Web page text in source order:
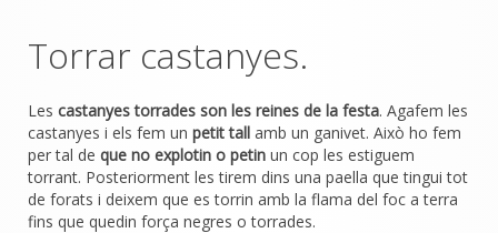
Torrar castanyes.
Les castanyes torrades son les reines de la festa. Agafem les
castanyes i els fem un petit tall amb un ganivet. Això ho fem
per tal de que no explotin o petin un cop les estiguem
torrant. Posteriorment les tirem dins una paella que tingui tot
de forats i deixem que es torrin amb la flama del foc a terra
fins que quedin força negres o torrades.